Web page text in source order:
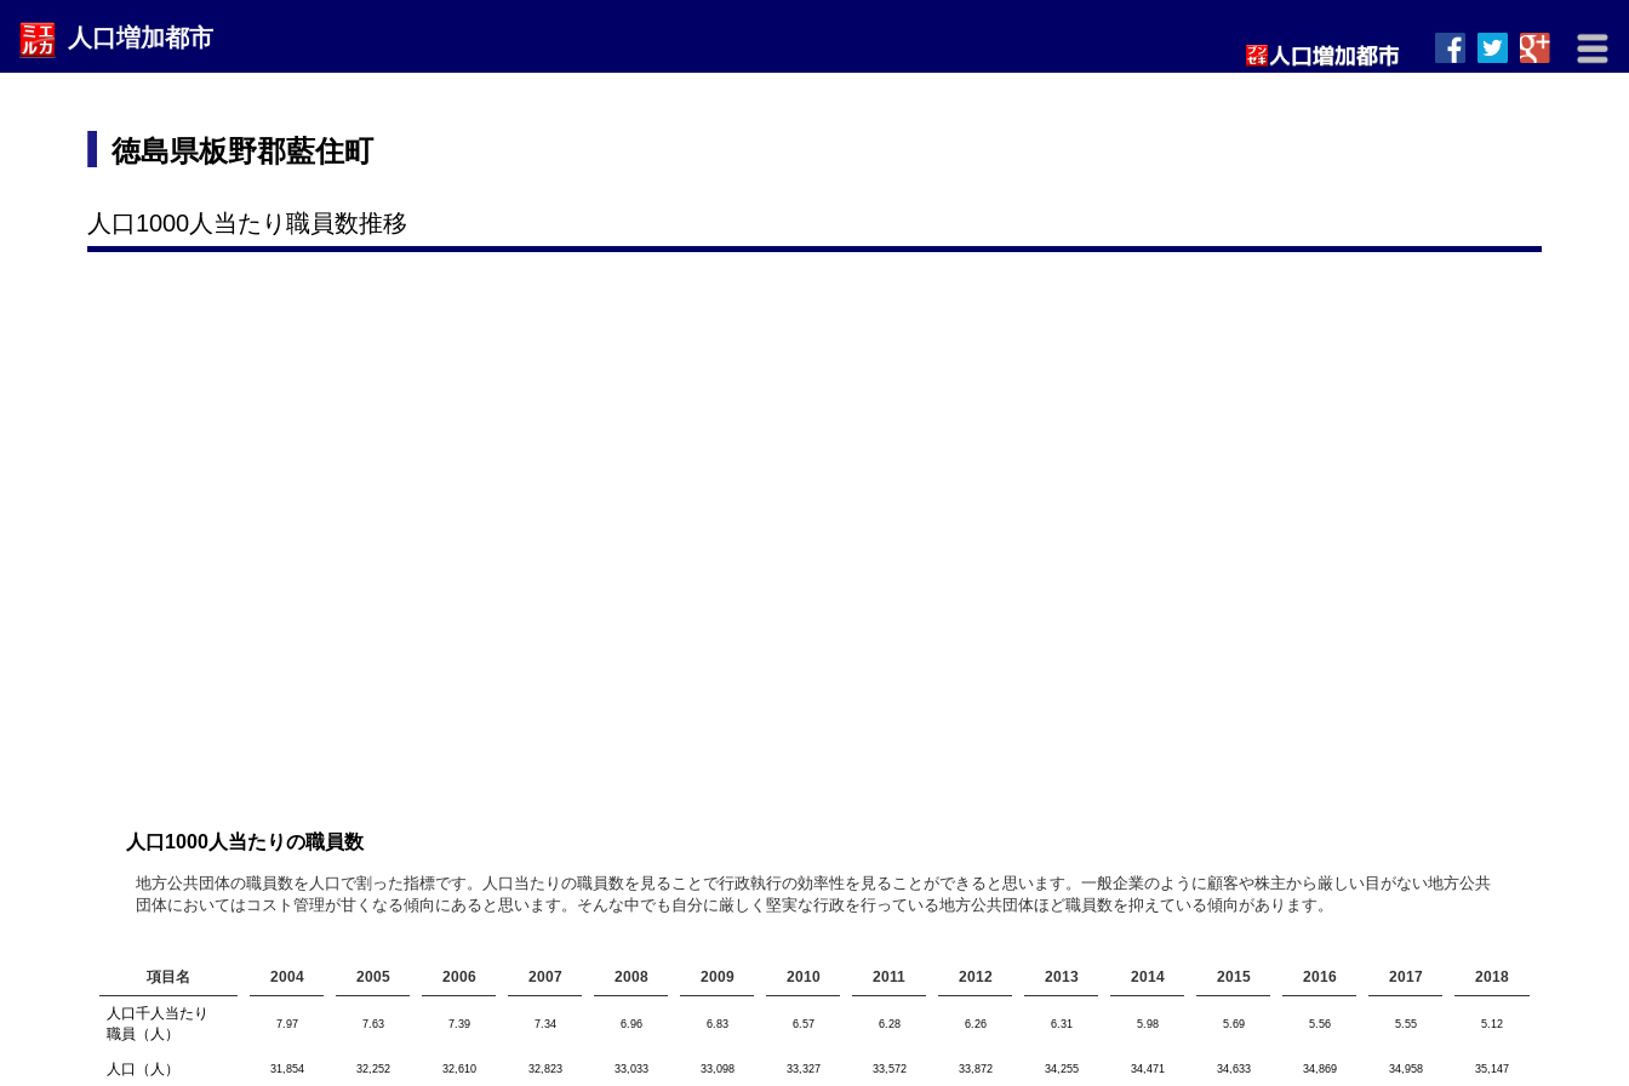
人口増加都市
徳島県板野郡藍住町
人口1000人当たり職員数推移
人口1000人当たりの職員数
地方公共団体の職員数を人口で割った指標です。人口当たりの職員数を見ることで行政執行の効率性を見ることができると思います。一般企業のように顧客や株主から厳しい目がない地方公共
団体においてはコスト管理が甘くなる傾向にあると思います。そんな中でも自分に厳しく堅実な行政を行っている地方公共団体ほど職員数を抑えている傾向があります。
項目名 2004 2005 2006 2007 2008 2009 2010 2011 2012 2013 2014 2015 2016 2017 2018
人口千人当たり
職員（人）
7.97 7.63 7.39 7.34 6.96 6.83 6.57 6.28 6.26 6.31 5.98 5.69 5.56 5.55 5.12
人口（人） 31,854 32,252 32,610 32,823 33,033 33,098 33,327 33,572 33,872 34,255 34,471 34,633 34,869 34,958 35,147